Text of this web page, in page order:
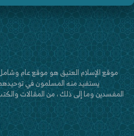
يستفيد منه المسلمون في
المفسدين وما إلى ذلك ، من المقالات